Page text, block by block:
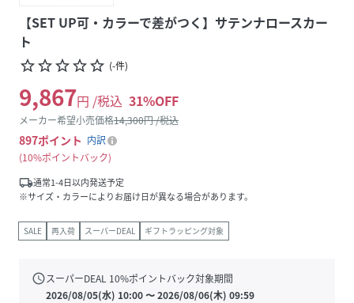
【SET UP可・カラーで差がつく】サテンナロースカー
ト
star_borderstar_borderstar_borderstar_borderstar_border (-件)
9,867円 /税込 31%OFF
メーカー希望小売価格14,300円 /税込
897ポイント 内訳
10%ポイントバック
local_shipping通常1-4日以内発送予定
※サイズ・カラーによりお届け日が異なる場合があります。
SALE 再入荷 スーパーDEAL ギフトラッピング対象
scheduleスーパーDEAL 10%ポイントバック対象期間
2026/08/05(水) 10:00〜2026/08/06(木) 09:59